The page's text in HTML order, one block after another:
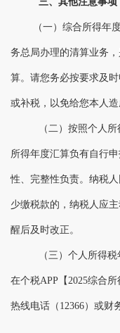
（一）综合所得年
务总局办理的清算业务
算。请您务必按要求及
或补税，以免给您本人
（二）按照个人
所得年度汇算负有自行
性、完整性负责。纳税
少缴税款的，纳税人应
醒后及时改正。
（三）个人所得
在个税APP 【2025综合所
热线电话（12366）或财